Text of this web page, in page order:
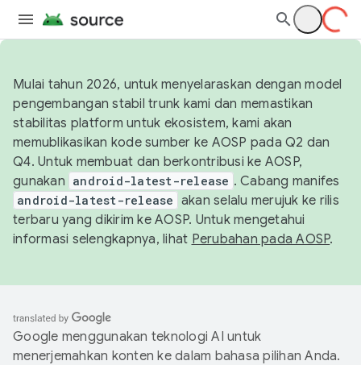
Mulai tahun 2026, untuk menyelaraskan dengan model
pengembangan stabil trunk kami dan memastikan
stabilitas platform untuk ekosistem, kami akan
memublikasikan kode sumber ke AOSP pada Q2 dan
Q4. Untuk membuat dan berkontribusi ke AOSP,
gunakan android-latest-release . Cabang manifes
android-latest-release akan selalu merujuk ke rilis
terbaru yang dikirim ke AOSP. Untuk mengetahui
informasi selengkapnya, lihat Perubahan pada AOSP.
Google menggunakan teknologi AI untuk
menerjemahkan konten ke dalam bahasa pilihan Anda.